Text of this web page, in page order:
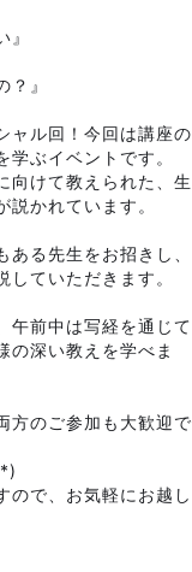
？』
ャル回！今回は講座の
ぶイベントです。
向けて教えられた、生
説かれています。
る先生をお招きし、
ていただきます。
午前中は写経を通じて
の深い教えを学べま
方のご参加も大歓迎で
ので、お気軽にお越し